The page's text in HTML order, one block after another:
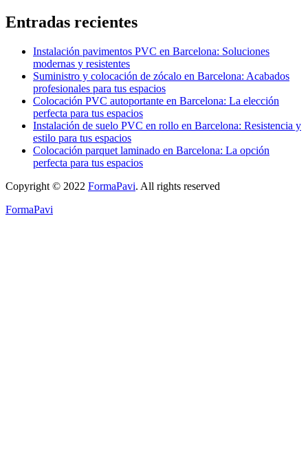
Entradas recientes
Instalación pavimentos PVC en Barcelona: Soluciones
modernas y resistentes
Suministro y colocación de zócalo en Barcelona: Acabados
profesionales para tus espacios
Colocación PVC autoportante en Barcelona: La elección
perfecta para tus espacios
Instalación de suelo PVC en rollo en Barcelona: Resistencia y
estilo para tus espacios
Colocación parquet laminado en Barcelona: La opción
perfecta para tus espacios
Copyright © 2022 FormaPavi. All rights reserved
FormaPavi